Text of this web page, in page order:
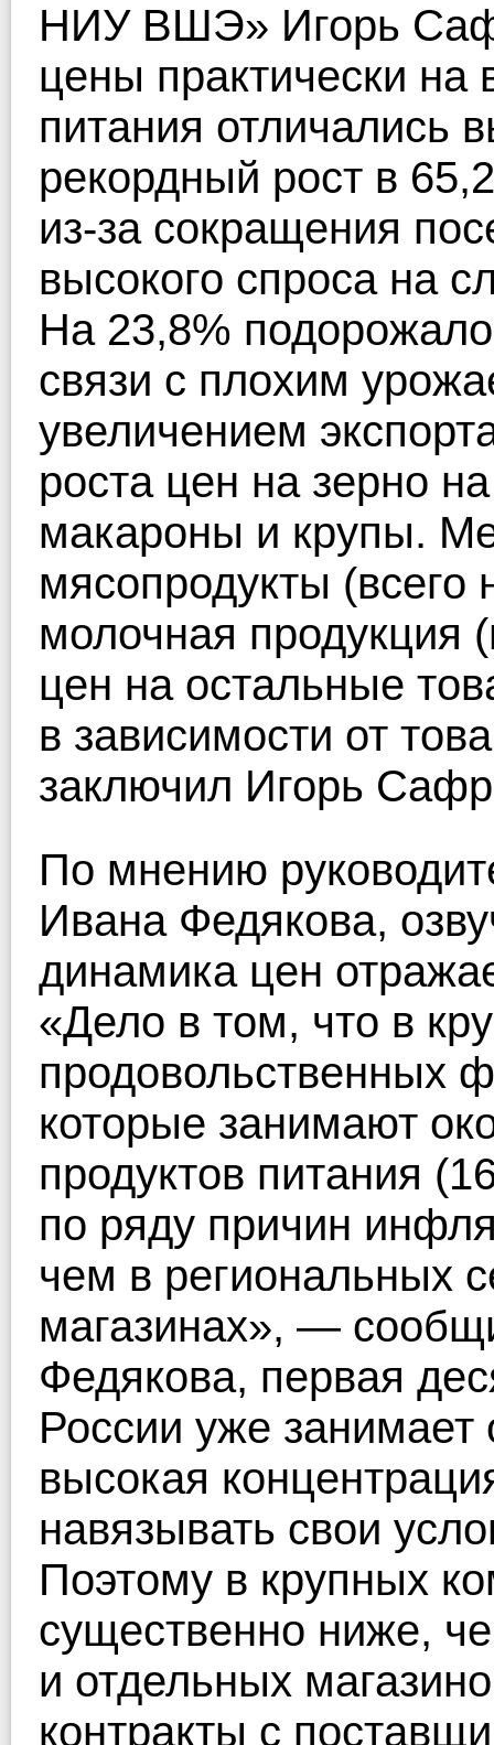
НИУ ВШЭ» Игорь
цены практически на
питания отличались
рекордный рост в
из-за сокращения
высокого спроса на
На 23,8%
связи с плохим
увеличением
роста цен на зерно
макароны и крупы.
мясопродукты (всего
молочная продукция
цен на остальные
в зависимости от
заключил Игорь
По мнению
Ивана Федякова,
динамика цен
«Дело в том, что в
продовольственных
которые занимают
продуктов питания
по ряду причин
чем в региональных
магазинах», —
Федякова, первая
России уже
высокая
навязывать свои
Поэтому в крупных
существенно ниже,
и отдельных
контракты с